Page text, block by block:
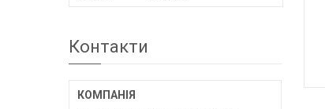
Контакти